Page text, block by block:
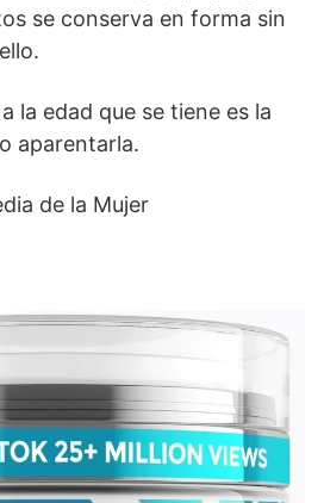
se conserva en forma sin
la edad que se tiene es la
aparentarla.
de la Mujer